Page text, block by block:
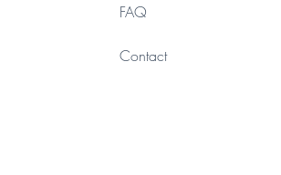
FAQ
Contact